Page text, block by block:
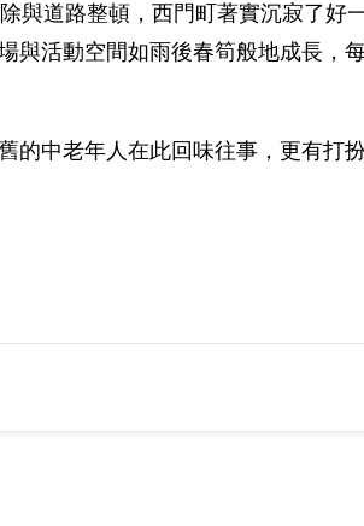
與道路整頓，西門町著實沉寂了好
活動空間如雨後春筍般地成長，
中老年人在此回味往事，更有打